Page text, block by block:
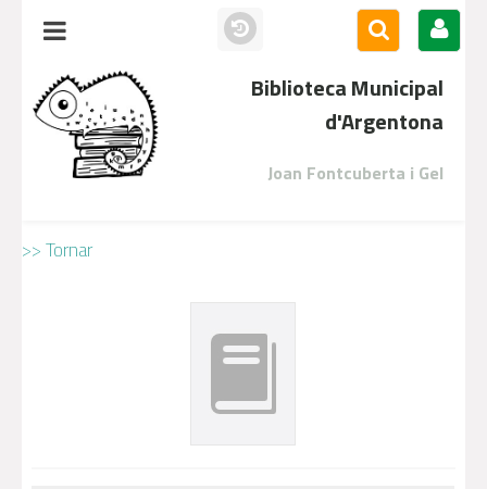
Biblioteca Municipal
d'Argentona
Joan Fontcuberta i Gel
>> Tornar